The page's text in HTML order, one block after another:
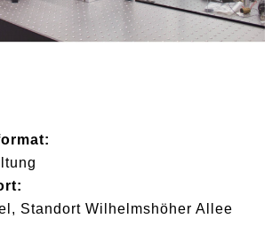
Standort Wilhelmshöher Allee